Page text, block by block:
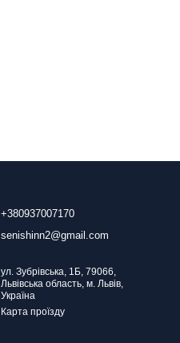
+380937007170
senishinn2@gmail.com
ул. Зубрівська, 1Б, 79066,
Львівська область, м. Львів,
Україна
Карта проїзду